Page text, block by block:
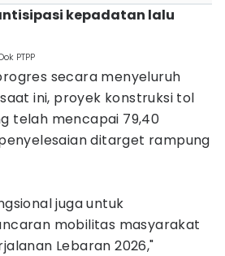
kepadatan lalu
PTPP
secara menyeluruh
ini, proyek konstruksi tol
telah mencapai 79,40
ditarget rampung
juga untuk
mobilitas masyarakat
Lebaran 2026,"